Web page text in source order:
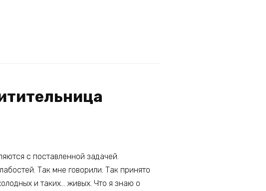
с поставленной задачей.
Так мне говорили. Так принято
и таких… живых. Что я знаю о